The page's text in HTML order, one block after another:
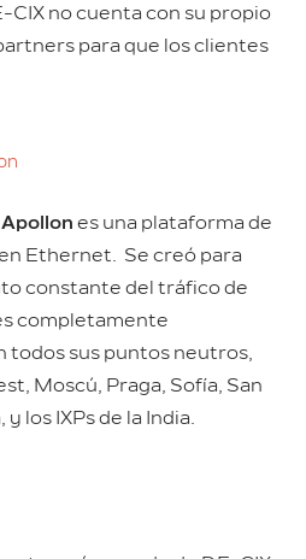
CIX no cuenta con su propio
para que los clientes
es una plataforma de
Ethernet. Se creó para
constante del tráfico de
completamente
todos sus puntos neutros,
Moscú, Praga, Sofía, San
los IXPs de la India.